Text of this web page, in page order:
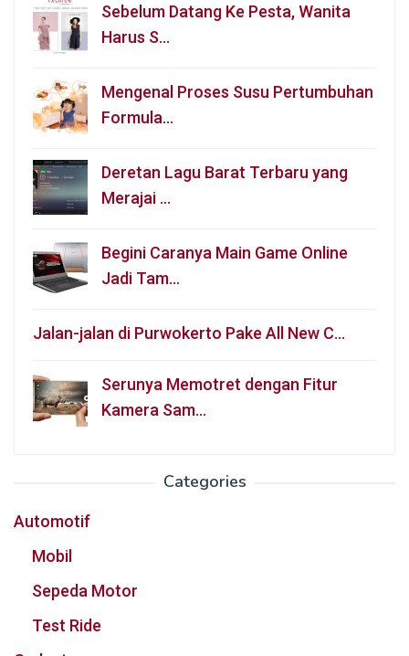
Sebelum Datang Ke Pesta, Wanita
Harus S…
Mengenal Proses Susu Pertumbuhan
Formula…
Deretan Lagu Barat Terbaru yang
Merajai …
Begini Caranya Main Game Online
Jadi Tam…
Jalan-jalan di Purwokerto Pake All New C…
Serunya Memotret dengan Fitur
Kamera Sam…
Categories
Automotif
Mobil
Sepeda Motor
Test Ride